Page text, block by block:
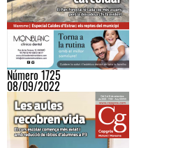
Número 1725
08/09/2022